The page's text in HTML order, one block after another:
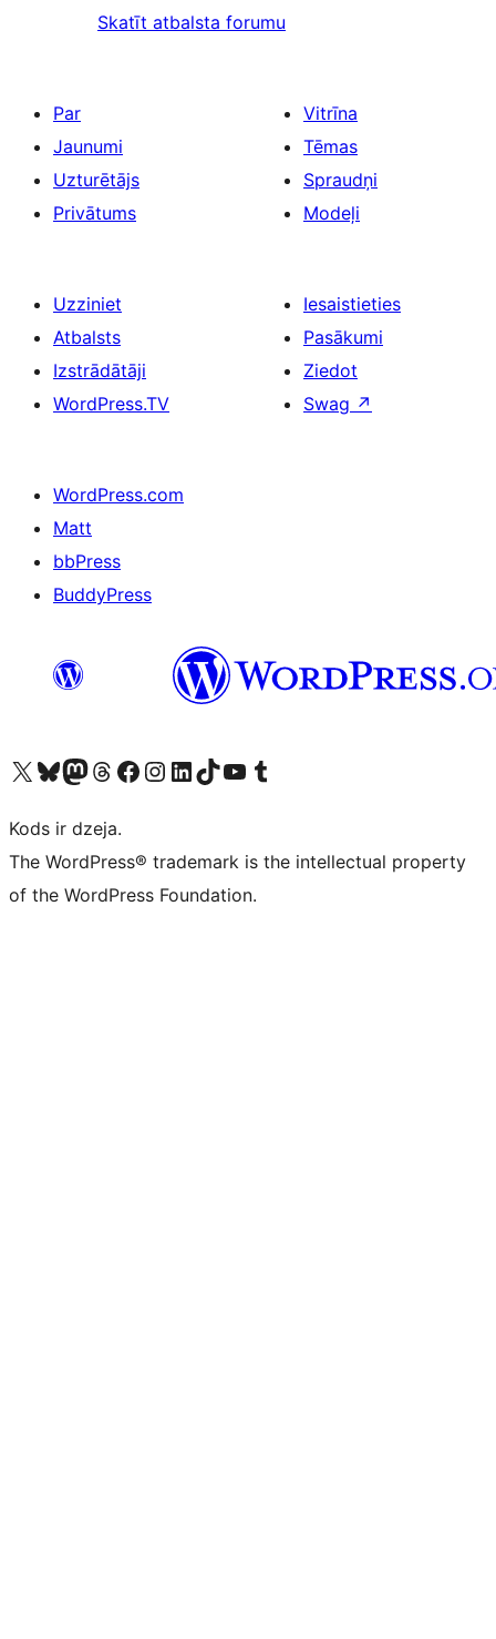
Skatīt atbalsta forumu
Par
Jaunumi
Uzturētājs
Privātums
Vitrīna
Tēmas
Spraudņi
Modeļi
Uzziniet
Atbalsts
Izstrādātāji
WordPress.TV
Iesaistieties
Pasākumi
Ziedot
Swag ↗
WordPress.com
Matt
bbPress
BuddyPress
Apmeklējiet mūsu X (agrāk Twitter) kontu
Apmeklējiet mūsu Bluesky kontu
Apmeklējiet mūsu Mastodon kontu
Apmeklējiet mūsu Threads kontu
Apmeklējiet mūsu Facebook lapuApmeklējiet mūsu Instagram kontu
Apmeklējiet mūsu LinkedIn kontu
Apmeklējiet mūsu TikTok kontu
Apmeklējiet mūsu YouTube kanālu
Apmeklējiet mūsu Tumblr kontu
Kods ir dzeja.
The WordPress® trademark is the intellectual property
of the WordPress Foundation.